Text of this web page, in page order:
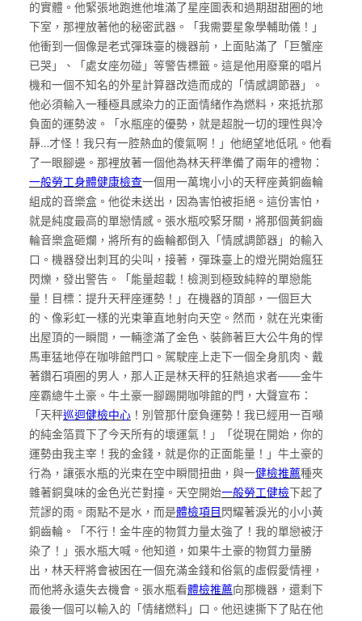
的實體。他緊張地跑進他堆滿了星座圖表和過期甜甜圈的地
下室，那裡放著他的秘密武器。「我需要星象學輔助儀！」
他衝到一個像是老式彈珠臺的機器前，上面貼滿了「巨蟹座
已哭」、「處女座勿碰」等警告標籤。這是他用廢棄的唱片
機和一個不知名的外星計算器改造而成的「情感調節器」。
他必須輸入一種極具感染力的正面情緒作為燃料，來抵抗那
負面的運勢波。「水瓶座的優勢，就是超脫一切的理性與冷
靜…才怪！我只有一腔熱血的傻氣啊！」他絕望地低吼。他看
了一眼腳邊。那裡放著一個他為林天秤準備了兩年的禮物：
一般勞工身體健康檢查一個用一萬塊小小的天秤座黃銅齒輪
組成的音樂盒。他從未送出，因為害怕被拒絕。這份害怕，
就是純度最高的單戀情感。張水瓶咬緊牙關，將那個黃銅齒
輪音樂盒砸爛，將所有的齒輪都倒入「情感調節器」的輸入
口。機器發出刺耳的尖叫，接著，彈珠臺上的燈光開始瘋狂
閃爍，發出警告。「能量超載！檢測到極致純粹的單戀能
量！目標：提升天秤座運勢！」在機器的頂部，一個巨大
的、像彩虹一樣的光束筆直地射向天空。然而，就在光束衝
出屋頂的一瞬間，一輛塗滿了金色、裝飾著巨大公牛角的悍
馬車猛地停在咖啡館門口。駕駛座上走下一個全身肌肉、戴
著鑽石項圈的男人，那人正是林天秤的狂熱追求者——金牛
座霸總牛土豪。牛土豪一腳踢開咖啡館的門，大聲宣布：
「天秤巡迴健檢中心 ！別管那什麼負運勢！我已經用一百噸
的純金箔買下了今天所有的壞運氣！」「從現在開始，你的
運勢由我主宰！我的金錢，就是你的正面能量！」牛土豪的
行為，讓張水瓶的光束在空中瞬間扭曲，與一健檢推薦種夾
雜著銅臭味的金色光芒對撞。天空開始一般勞工健檢下起了
荒謬的雨。雨點不是水，而是體檢項目 閃耀著淚光的小小黃
銅齒輪。「不行！金牛座的物質力量太強了！我的單戀被汙
染了！」張水瓶大喊。他知道，如果牛土豪的物質力量勝
出，林天秤將會被困在一個充滿金錢和俗氣的虛假愛情裡，
而他將永遠失去機會。張水瓶看體檢推薦向那機器，還剩下
最後一個可以輸入的「情緒燃料」口。他迅速撕下了貼在他